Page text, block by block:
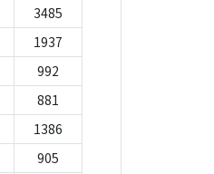
3485
1937
992
881
1386
905